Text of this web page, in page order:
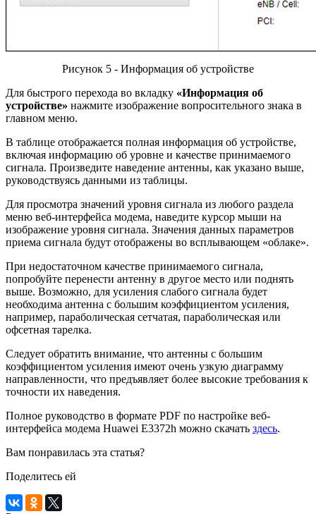
Рисунок 5 - Информация об устройстве
Для быстрого перехода во вкладку «Информация об
устройстве» нажмите изображение вопросительного знака в
главном меню.
В таблице отображается полная информация об устройстве,
включая информацию об уровне и качестве принимаемого
сигнала. Произведите наведение антенны, как указано выше,
руководствуясь данными из таблицы.
Для просмотра значений уровня сигнала из любого раздела
меню веб-интерфейса модема, наведите курсор мыши на
изображение уровня сигнала. Значения данных параметров
приема сигнала будут отображены во всплывающем «облаке».
При недостаточном качестве принимаемого сигнала,
попробуйте перенести антенну в другое место или поднять
выше. Возможно, для усиления слабого сигнала будет
необходима антенна с большим коэффициентом усиления,
например, параболическая сетчатая, параболическая или
офсетная тарелка.
Следует обратить внимание, что антенны с большим
коэффициентом усиления имеют очень узкую диаграмму
направленности, что предъявляет более высокие требования к
точности их наведения.
Полное руководство в формате PDF по настройке веб-
интерфейса модема Huawei E3372h можно скачать здесь.
Вам понравилась эта статья?
Поделитесь ей